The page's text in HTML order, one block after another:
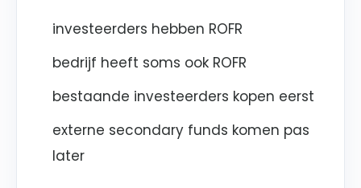
investeerders hebben ROFR
bedrijf heeft soms ook ROFR
bestaande investeerders kopen eerst
externe secondary funds komen pas
later